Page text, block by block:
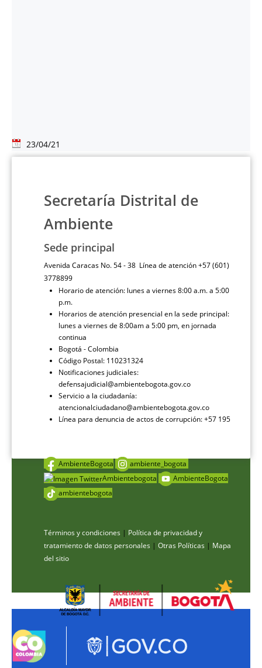
23/04/21
Secretaría Distrital de
Ambiente
Sede principal
Avenida Caracas No. 54 - 38 Línea de atención +57 (601)
3778899
Horario de atención: lunes a viernes 8:00 a.m. a 5:00
p.m.
Horarios de atención presencial en la sede principal:
lunes a viernes de 8:00am a 5:00 pm, en jornada
continua
Bogotá - Colombia
Código Postal: 110231324
Notificaciones judiciales:
defensajudicial@ambientebogota.gov.co
Servicio a la ciudadanía:
atencionalciudadano@ambientebogota.gov.co
Línea para denuncia de actos de corrupción: +57 195
AmbienteBogota
ambiente_bogota
Ambientebogota
AmbienteBogota
ambientebogota
Términos y condiciones | Política de privacidad y
tratamiento de datos personales | Otras Políticas | Mapa
del sitio